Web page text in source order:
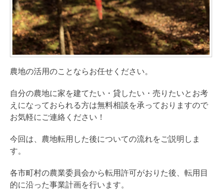
農地の活用のことならお任せください。
自分の農地に家を建てたい・貸したい・売りたいとお考
えになっておられる方は無料相談を承っておりますので
お気軽にご連絡ください！
今回は、農地転用した後についての流れをご説明しま
す。
各市町村の農業委員会から転用許可がおりた後、転用目
的に沿った事業計画を行います。